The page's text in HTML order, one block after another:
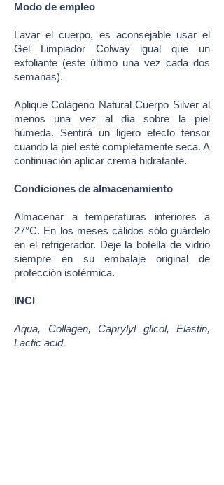
Modo de empleo
Lavar el cuerpo, es aconsejable usar el
Gel Limpiador Colway igual que un
exfoliante (este último una vez cada dos
semanas).
Aplique Colágeno Natural Cuerpo Silver al
menos una vez al día sobre la piel
húmeda. Sentirá un ligero efecto tensor
cuando la piel esté completamente seca. A
continuación aplicar crema hidratante.
Condiciones de almacenamiento
Almacenar a temperaturas inferiores a
27°C. En los meses cálidos sólo guárdelo
en el refrigerador. Deje la botella de vidrio
siempre en su embalaje original de
protección isotérmica.
INCI
Aqua, Collagen, Caprylyl glicol, Elastin,
Lactic acid.